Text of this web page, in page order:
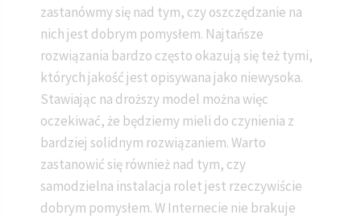
zastanówmy się nad tym, czy oszczędzanie na
nich jest dobrym pomysłem. Najtańsze
rozwiązania bardzo często okazują się też tymi,
których jakość jest opisywana jako niewysoka.
Stawiając na droższy model można więc
oczekiwać, że będziemy mieli do czynienia z
bardziej solidnym rozwiązaniem. Warto
zastanowić się również nad tym, czy
samodzielna instalacja rolet jest rzeczywiście
dobrym pomysłem. W Internecie nie brakuje